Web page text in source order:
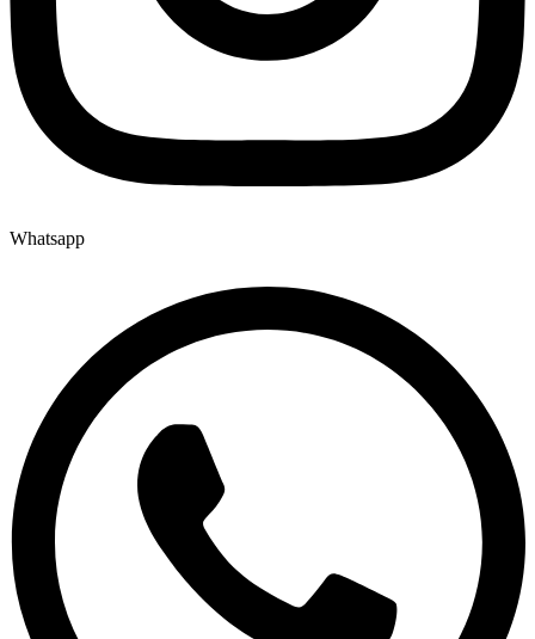
Whatsapp